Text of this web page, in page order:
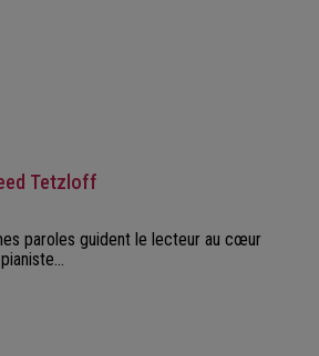
Tetzloff
paroles guident le lecteur au cœur